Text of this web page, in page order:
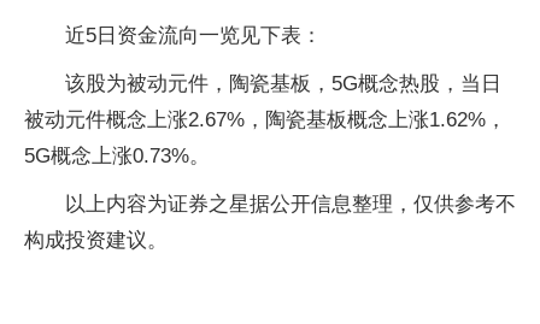
近5日资金流向一览见下表：
该股为被动元件，陶瓷基板，5G概念热股，当日
被动元件概念上涨2.67%，陶瓷基板概念上涨1.62%，
5G概念上涨0.73%。
以上内容为证券之星据公开信息整理，仅供参考不
构成投资建议。